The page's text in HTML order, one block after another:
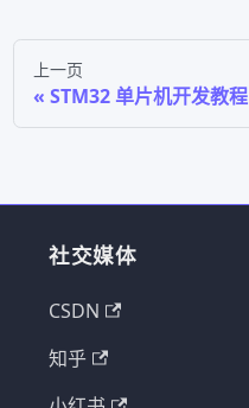
上一页
STM32 单片机开发教程
社交媒体
CSDN
知乎